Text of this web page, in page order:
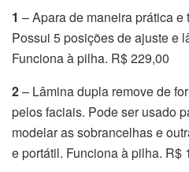
1 – Apara de maneira prática e
Possui 5 posições de ajuste e
Funciona à pilha. R$ 229,00
2– Lâmina dupla remove de
pelos faciais. Pode ser usado
modelar as sobrancelhas e
e portátil. Funciona à pilha. R$